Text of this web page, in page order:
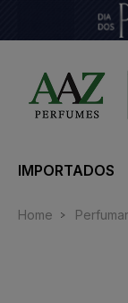
IMPORTADOS
Home